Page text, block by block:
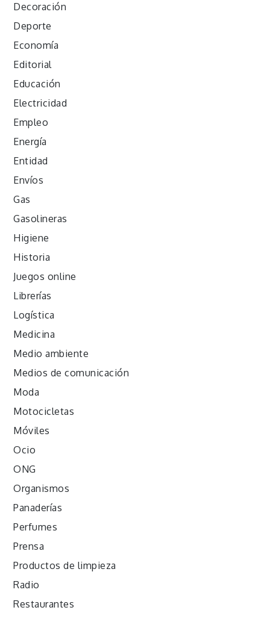
Decoración
Deporte
Economía
Editorial
Educación
Electricidad
Empleo
Energía
Entidad
Envíos
Gas
Gasolineras
Higiene
Historia
Juegos online
Librerías
Logística
Medicina
Medio ambiente
Medios de comunicación
Moda
Motocicletas
Móviles
Ocio
ONG
Organismos
Panaderías
Perfumes
Prensa
Productos de limpieza
Radio
Restaurantes